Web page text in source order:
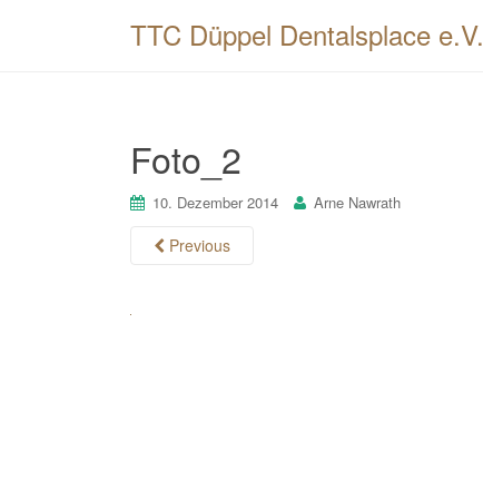
TTC Düppel Dentalsplace e.V.
Foto_2
10. Dezember 2014 Arne Nawrath
Previous